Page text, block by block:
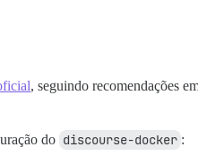
, seguindo recomendações
do discourse-docker :